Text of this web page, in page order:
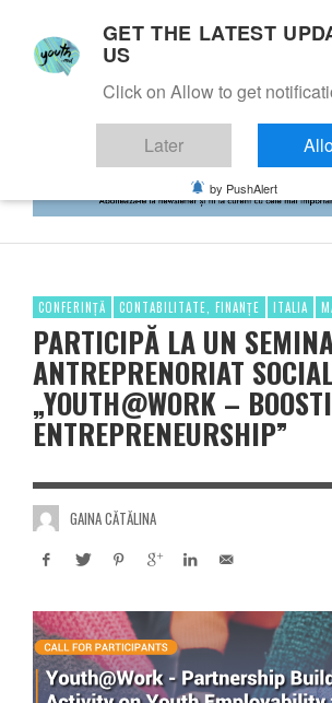
CONFERINȚĂ CONTABILITATE, FINANȚE ITALIA
PARTICIPĂ LA UN
ANTREPRENORIAT
„YOUTH@WORK –
ENTREPRENEURSHIP”
GAINA CĂTĂLINA
GET THE LATEST
US
Click on Allow to get
Later
by PushAlert